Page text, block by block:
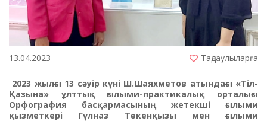
13.04.2023 Таңдаулыларға
2023 жылғы 13 сәуір күні Ш.Шаяхметов атындағы «Тіл-
Қазына» ұлттық ғылыми-практикалық орталығы
Орфография басқармасының жетекші ғылыми
қызметкері Гүлназ Төкенқызы мен ғылыми